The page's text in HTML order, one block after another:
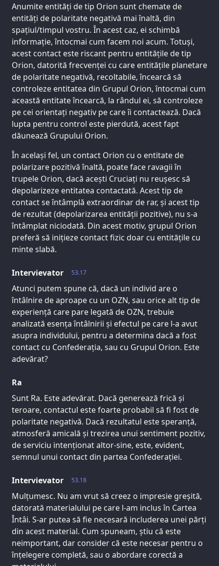
Anumite entități de tip Orion sunt chemate de
entități de polaritate negativă mai înaltă, din
spațiul/timpul vostru. În acest caz, ei schimbă
informație, întocmai cum facem noi acum. Totuși,
acest contact este riscant pentru entitățile de tip
Orion, datorită frecvenței cu care entitățile planetare
de polaritate negativă, recoltabile, încearcă să
controleze entitatea din Grupul Orion, întocmai cum
această entitate încearcă, la rândul ei, să controleze
pe cei orientați negativ pe care îi contactează. Dacă
lupta pentru control este pierdută, acest fapt
dăunează Grupului Orion.
În același fel, un contact Orion cu o entitate de
polarizare pozitivă înaltă, poate face ravagii în
trupele Orion, dacă acești Cruciați nu reușesc să
depolarizeze entitatea contactată. Acest tip de
contact se întâmplă extraordinar de rar, și acest tip
de rezultat (depolarizarea entității pozitive), nu s-a
întâmplat niciodată. Din acest motiv, grupul Orion
preferă să inițieze contact fizic doar cu entitățile cu
minte slabă.
53.17
Intervievator
Atunci putem spune că, dacă un individ are o
întâlnire de aproape cu un OZN, sau orice alt tip de
experiență care pare legată de OZN, trebuie
analizată esența întâlnirii și efectul pe care l-a avut
asupra individului, pentru a determina dacă a fost
contact cu Confederația, sau cu Grupul Orion. Este
adevărat?
Ra
Sunt Ra. Este adevărat. Dacă generează frică și
teroare, contactul este foarte probabil să fi fost de
polaritate negativă. Dacă rezultatul este speranță,
atmosferă amicală și trezirea unui sentiment pozitiv,
de serviciu intenționat altor-sine, este, evident,
semnul unui contact din partea Confederației.
53.18
Intervievator
Mulțumesc. Nu am vrut să creez o impresie greșită,
datorată materialului pe care l-am inclus în Cartea
Întâi. S-ar putea să fie necesară includerea unei părți
din acest material. Cum spuneam, știu că este
neimportant, dar consider că este necesar pentru o
înțelegere completă, sau o abordare corectă a